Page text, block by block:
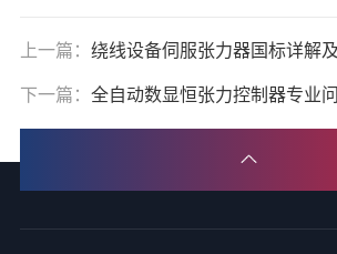
上一篇： 绕线设备伺服张力器国标详解
下一篇： 全自动数显恒张力控制器专业